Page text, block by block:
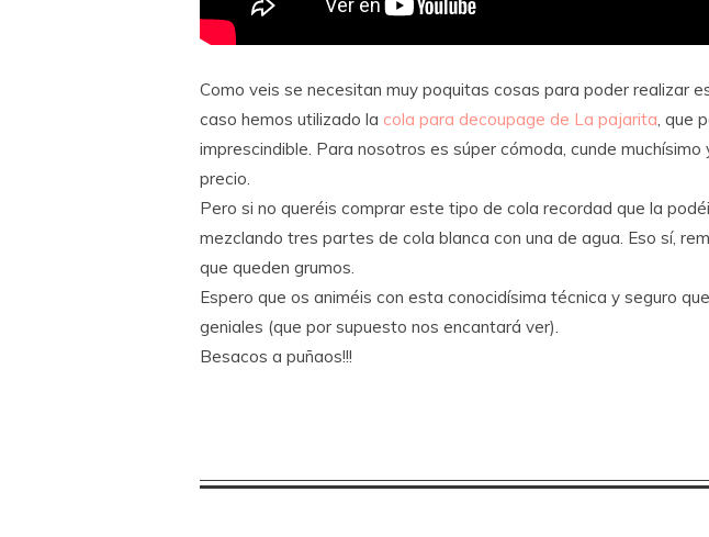
Como veis se necesitan muy poquitas cosas para poder realizar
caso hemos utilizado la cola para decoupage de La pajarita, que
imprescindible. Para nosotros es súper cómoda, cunde
precio.
Pero si no queréis comprar este tipo de cola recordad que la
mezclando tres partes de cola blanca con una de agua. Eso sí,
que queden grumos.
Espero que os animéis con esta conocidísima técnica y seguro
geniales (que por supuesto nos encantará ver).
Besacos a puñaos!!!